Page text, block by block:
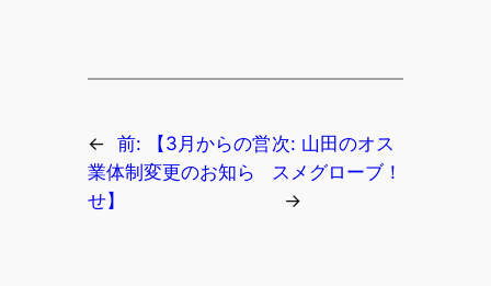
← 前:
【3月からの営
業体制変更のお知ら
せ】
次: 山田のオス
スメグローブ！
→